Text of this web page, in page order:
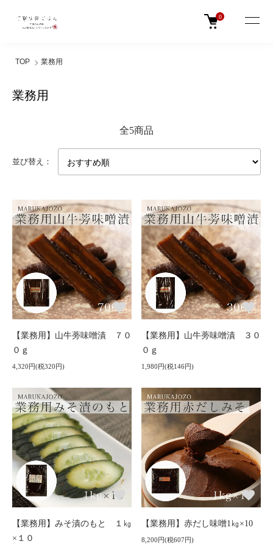
0
TOP 業務用
業務用
全5商品
並び替え：
【業務用】山牛蒡味噌漬 ７０
０ｇ
4,320円(税320円)
【業務用】山牛蒡味噌漬 ３０
０ｇ
1,980円(税146円)
【業務用】みそ漬のもと １㎏
×１０
【業務用】赤だし味噌1㎏×10
8,200円(税607円)